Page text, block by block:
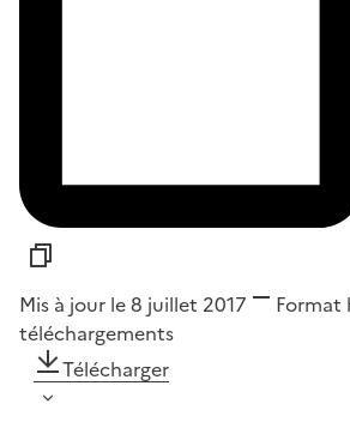
Mis à jour le 8 juillet 2017 Format
téléchargements
Télécharger